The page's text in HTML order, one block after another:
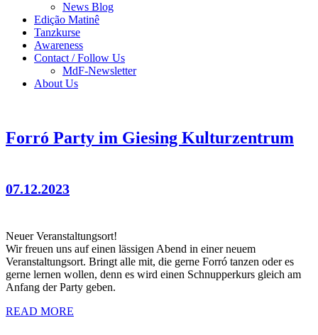
News Blog
Edição Matinê
Tanzkurse
Awareness
Contact / Follow Us
MdF-Newsletter
About Us
Forró Party im Giesing Kulturzentrum
07.12.2023
Neuer Veranstaltungsort!
Wir freuen uns auf einen lässigen Abend in einer neuem
Veranstaltungsort. Bringt alle mit, die gerne Forró tanzen oder es
gerne lernen wollen, denn es wird einen Schnupperkurs gleich am
Anfang der Party geben.
READ MORE